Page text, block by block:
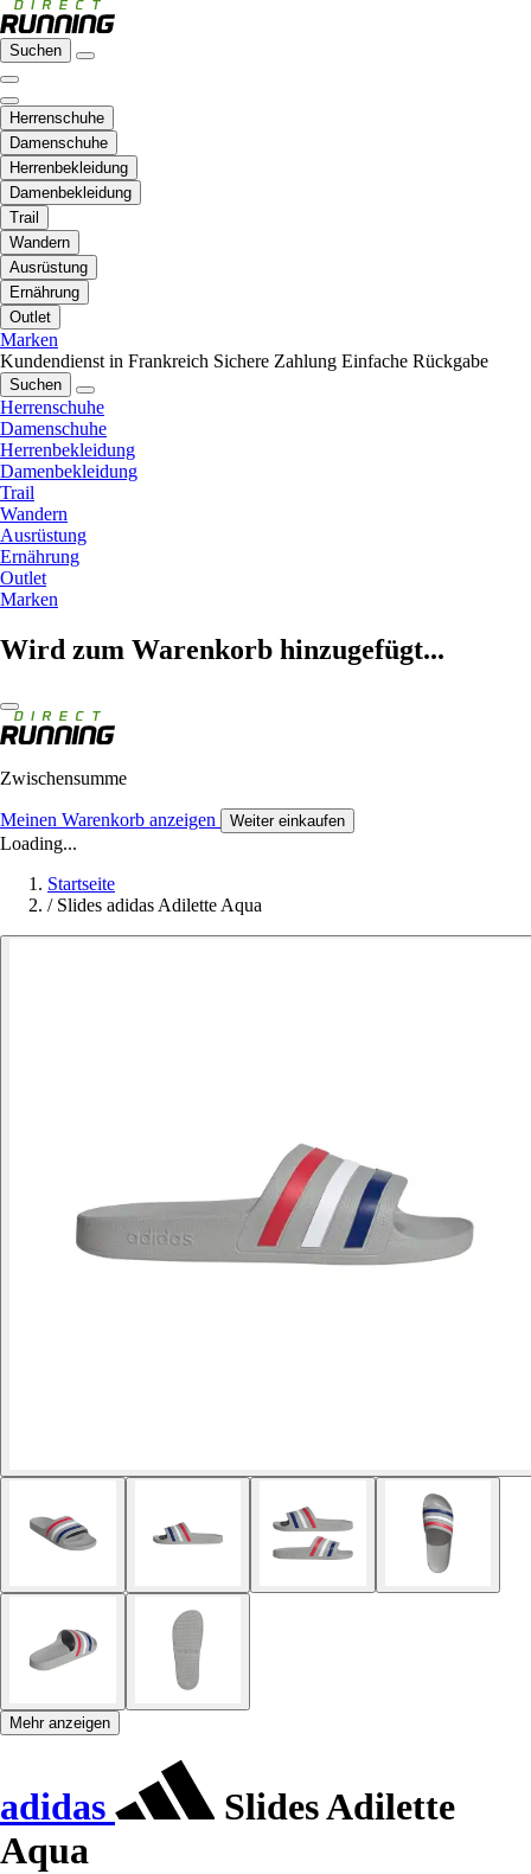
Suchen
Herrenschuhe
Damenschuhe
Herrenbekleidung
Damenbekleidung
Trail
Wandern
Ausrüstung
Ernährung
Outlet
Marken
Kundendienst in Frankreich Sichere Zahlung Einfache Rückgabe
Suchen
Herrenschuhe
Damenschuhe
Herrenbekleidung
Damenbekleidung
Trail
Wandern
Ausrüstung
Ernährung
Outlet
Marken
Wird zum Warenkorb hinzugefügt...
Zwischensumme
Meinen Warenkorb anzeigen Weiter einkaufen
Loading...
Startseite
/ Slides adidas Adilette Aqua
Mehr anzeigen
adidas
Slides Adilette
Aqua